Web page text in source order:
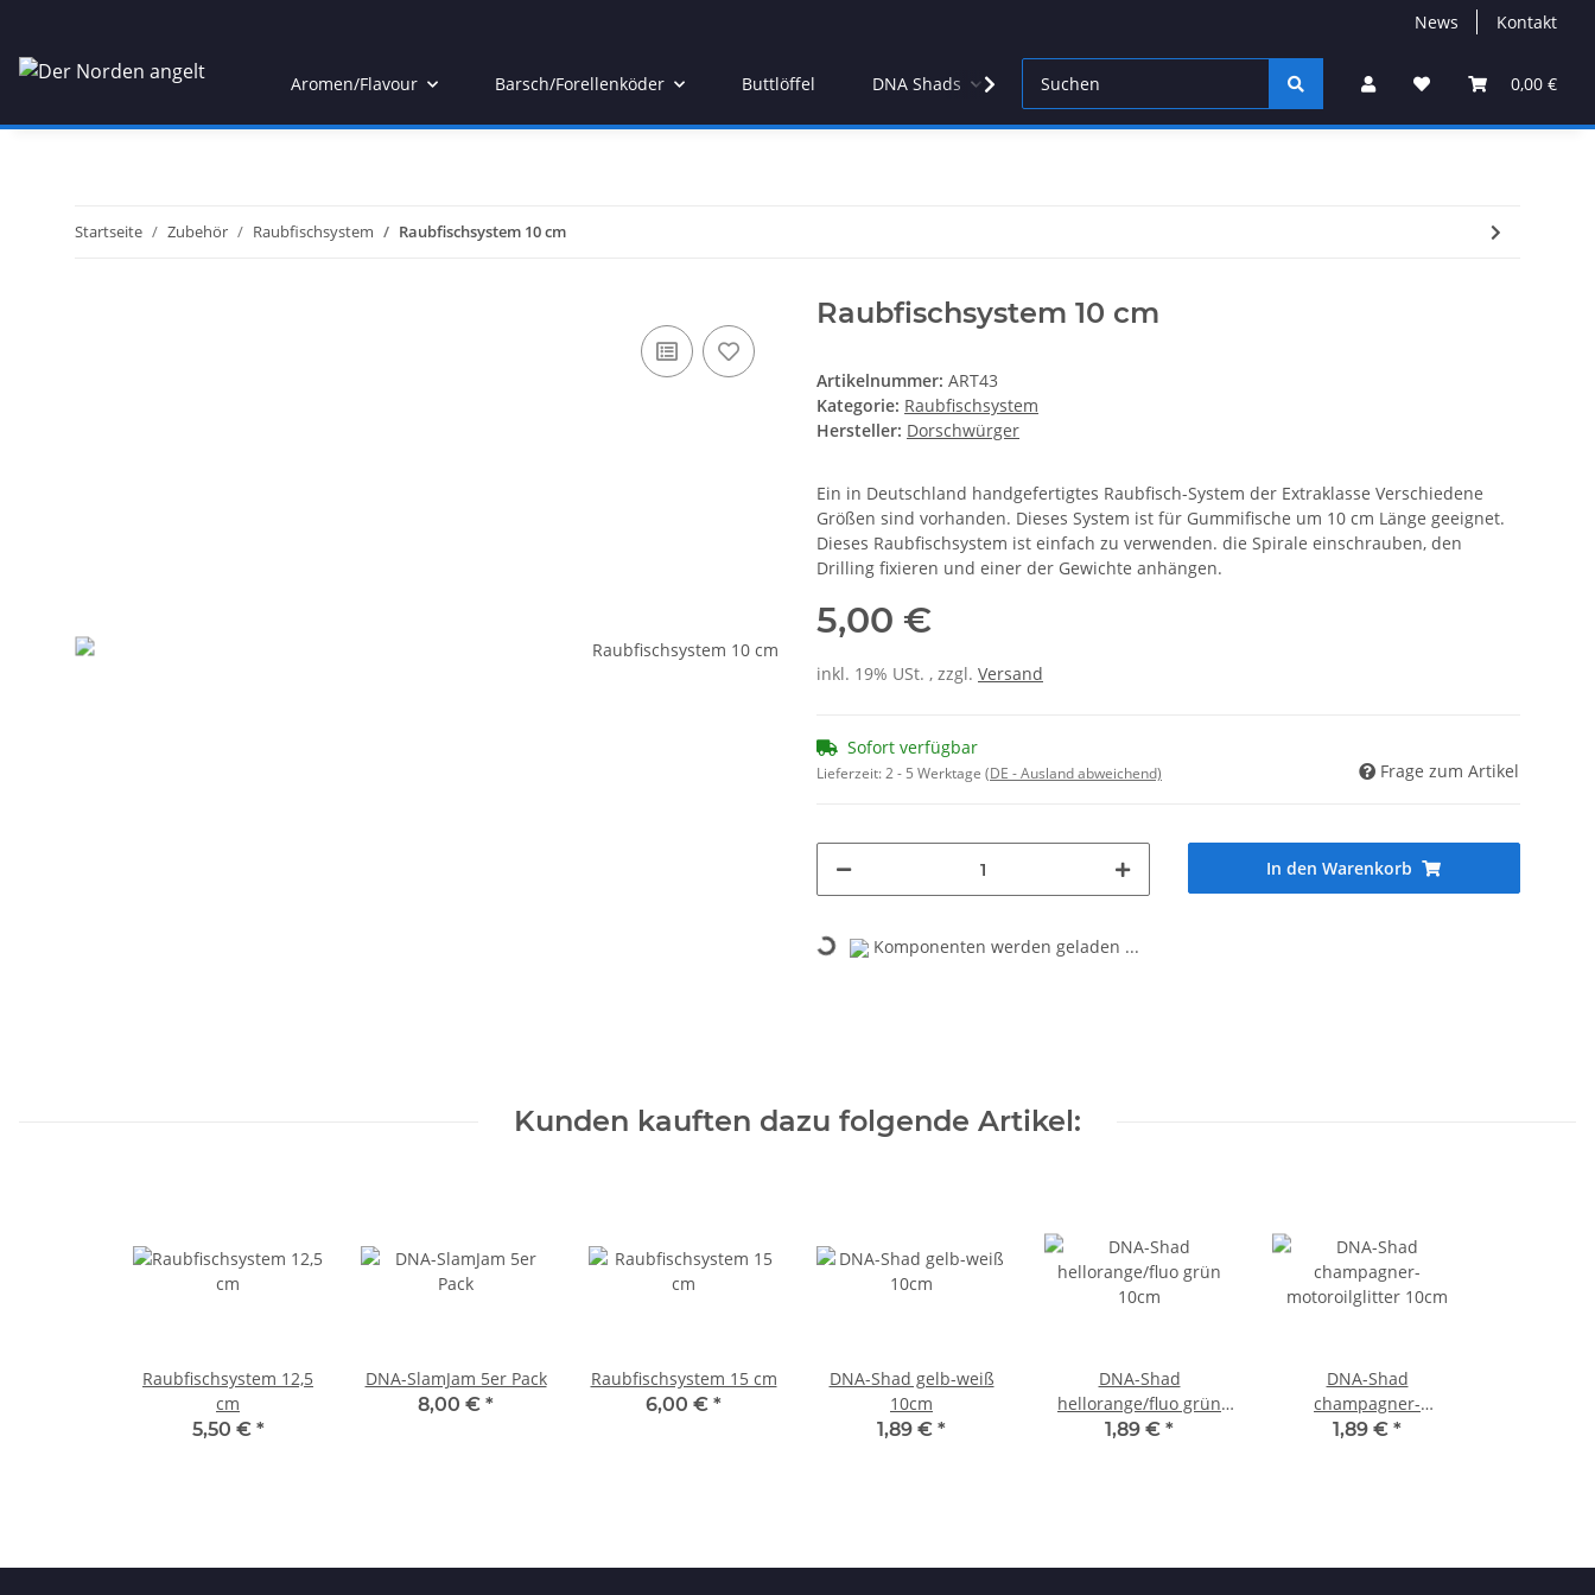
News Kontakt
0,00 €
Aromen/Flavour Barsch/Forellenköder Buttlöffel DNA Shads DNA-Slamjam Farbe des Monats Jigköpfe UL-
Startseite Zubehör Raubfischsystem Raubfischsystem 10 cm
Raubfischsystem 10 cm
Artikelnummer: ART43
Kategorie: Raubfischsystem
Hersteller: Dorschwürger
Ein in Deutschland handgefertigtes Raubfisch-System der Extraklasse Verschiedene
Größen sind vorhanden. Dieses System ist für Gummifische um 10 cm Länge geeignet.
Dieses Raubfischsystem ist einfach zu verwenden. die Spirale einschrauben, den
Drilling fixieren und einer der Gewichte anhängen.
5,00 €
inkl. 19% USt. , zzgl. Versand
Sofort verfügbar
Lieferzeit:2 - 5 Werktage (DE - Ausland abweichend) Frage zum Artikel
In den Warenkorb
Loading...Komponenten werden geladen ...
Kunden kauften dazu folgende Artikel:
Raubfischsystem 12,5
cm
5,50 € *
DNA-SlamJam 5er Pack
8,00 € *
Raubfischsystem 15 cm
6,00 € *
DNA-Shad gelb-weiß
10cm
1,89 € *
DNA-Shad
hellorange/fluo grün
10cm
1,89 € *
DNA-Shad
champagner-
motoroilglitter 10cm
1,89 € *